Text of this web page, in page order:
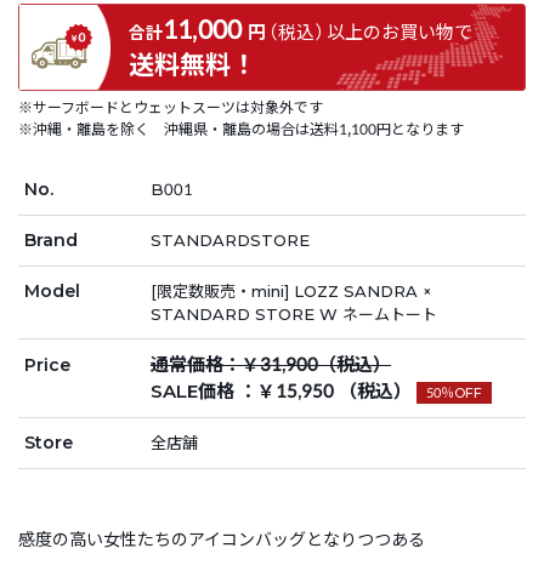
合計11,000 円（税込）以上のお買い物で
送料無料！
※サーフボードとウェットスーツは対象外です
※沖縄・離島を除く 沖縄県・離島の場合は送料1,100円となります
No. B001
Brand STANDARDSTORE
Model
[限定数販売・mini] LOZZ SANDRA ×
STANDARD STORE W ネームトート
Price
通常価格：￥31,900（税込）
SALE価格 ：￥15,950 （税込）
50％OFF
Store 全店舗
感度の高い女性たちのアイコンバッグとなりつつある